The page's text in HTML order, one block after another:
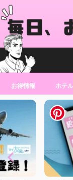
お得情報 ホテ